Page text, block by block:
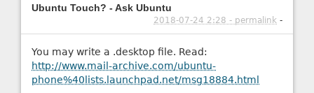
Ubuntu Touch? - Ask Ubuntu
2018-07-24 2:28 - permalink -
You may write a .desktop file. Read:
http://www.mail-archive.com/ubuntu-
phone%40lists.launchpad.net/msg18884.html